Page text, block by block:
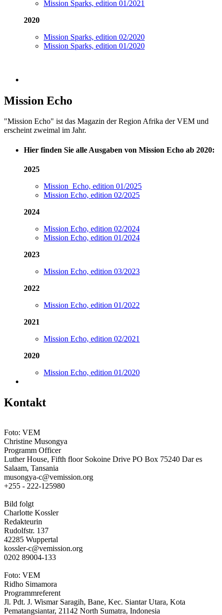
Mission Sparks, edition 01/2021
2020
Mission Sparks, edition 02/2020
Mission Sparks, edition 01/2020
Mission Echo
"Mission Echo" ist das Magazin der Region Afrika der VEM und
erscheint zweimal im Jahr.
Hier finden Sie alle Ausgaben von Mission Echo ab 2020:
2025
Mission Echo, edition 01/2025
Mission Echo, edition 02/2025
2024
Mission Echo, edition 02/2024
Mission Echo, edition 01/2024
2023
Mission Echo, edition 03/2023
2022
Mission Echo, edition 01/2022
2021
Mission Echo, edition 02/2021
2020
Mission Echo, edition 01/2020
Kontakt
Foto: VEM
Christine Musongya
Programm Officer
Luther House, Fifth floor Sokoine Drive PO Box 75240 Dar es
Salaam, Tansania
musongya-c@vemission.org
+255 - 222-125980
Bild folgt
Charlotte Kossler
Redakteurin
Rudolfstr. 137
42285 Wuppertal
kossler-c@vemission.org
0202 89004-133
Foto: VEM
Ridho Simamora
Programmreferent
Jl. Pdt. J. Wismar Saragih, Bane, Kec. Siantar Utara, Kota
Pematangsiantar, 21142 North Sumatra, Indonesia